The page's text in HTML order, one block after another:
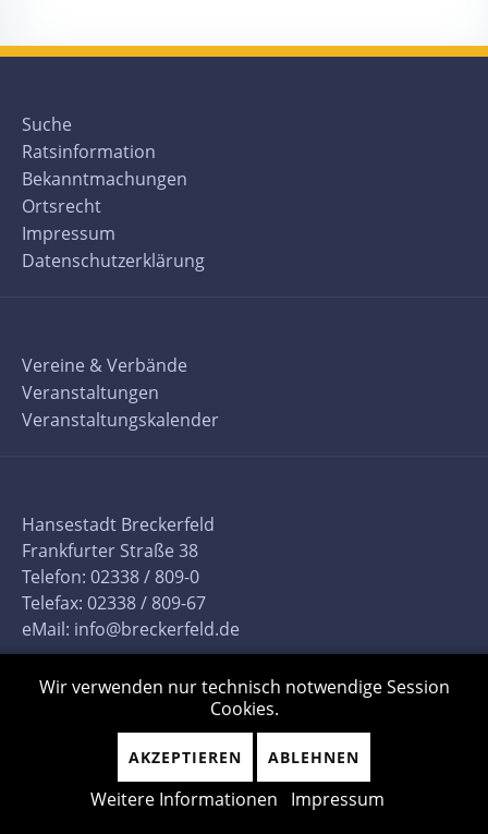
Suche
Ratsinformation
Bekanntmachungen
Ortsrecht
Impressum
Datenschutzerklärung
Vereine & Verbände
Veranstaltungen
Veranstaltungskalender
Hansestadt Breckerfeld
Frankfurter Straße 38
Telefon: 02338 / 809-0
Telefax: 02338 / 809-67
eMail: info@breckerfeld.de
Wir verwenden nur technisch notwendige Session
Cookies.
AKZEPTIEREN ABLEHNEN
Weitere Informationen Impressum